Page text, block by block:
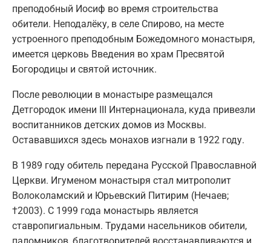
преподобный Иосиф во время строительства
обители. Неподалёку, в селе Спирово, на месте
устроенного преподобным Божедомного монастыря,
имеется церковь Введения во храм Пресвятой
Богородицы и святой источник.
После революции в монастыре размещался
Детгородок имени III Интернационала, куда привезли
воспитанников детских домов из Москвы.
Остававшихся здесь монахов изгнали в 1922 году.
В 1989 году обитель передана Русской Православной
Церкви. Игуменом монастыря стал митрополит
Волоколамский и Юрьевский Питирим (Нечаев;
†2003). С 1999 года монастырь является
ставропигиальным. Трудами насельников обители,